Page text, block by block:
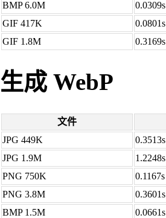
BMP 6.0M
0.0309s
GIF 417K
0.0801s
GIF 1.8M
0.3169s
生成 WebP
文件
JPG 449K
0.3513s
JPG 1.9M
1.2248s
PNG 750K
0.1167s
PNG 3.8M
0.3601s
BMP 1.5M
0.0661s